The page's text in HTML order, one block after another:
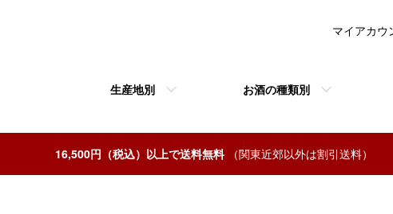
生産地別 お酒の種類別
マイアカウ
16,500円（税込）以上で送料無料（関東近郊以外は割引送料）